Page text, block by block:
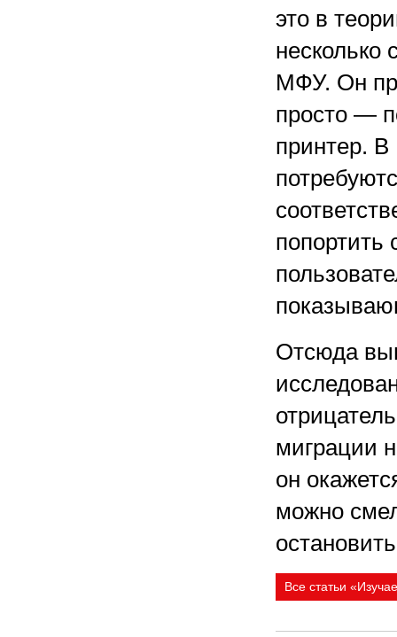
это в
несколько
МФУ. Он
просто —
принтер. В
Отсюда
миграции
он
можно
Все статьи